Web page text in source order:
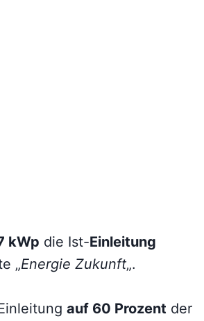
kWp die Ist-Einleitung
„Energie Zukunft„.
auf 60 Prozent der